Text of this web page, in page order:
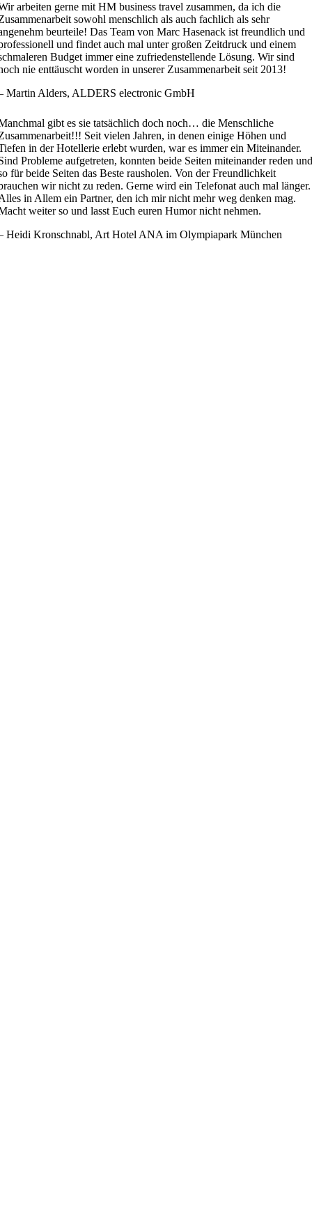
arbeiten gerne mit HM business travel zusammen, da ich die
sowohl menschlich als auch fachlich als sehr
beurteile! Das Team von Marc Hasenack ist freundlich und
und findet auch mal unter großen Zeitdruck und einem
Budget immer eine zufriedenstellende Lösung. Wir sind
nie enttäuscht worden in unserer Zusammenarbeit seit 2013!
Martin Alders, ALDERS electronic GmbH
gibt es sie tatsächlich doch noch… die Menschliche
Seit vielen Jahren, in denen einige Höhen und
in der Hotellerie erlebt wurden, war es immer ein Miteinander.
Probleme aufgetreten, konnten beide Seiten miteinander reden
für beide Seiten das Beste rausholen. Von der Freundlichkeit
wir nicht zu reden. Gerne wird ein Telefonat auch mal länger.
in Allem ein Partner, den ich mir nicht mehr weg denken mag.
weiter so und lasst Euch euren Humor nicht nehmen.
Heidi Kronschnabl, Art Hotel ANA im Olympiapark München